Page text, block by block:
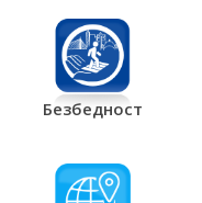
Безбедност